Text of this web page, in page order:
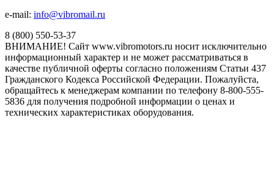
e-mail: info@vibromail.ru
8 (800) 550-53-37
ВНИМАНИЕ! Сайт www.vibromotors.ru носит исключительно
информационный характер и не может рассматриваться в
качестве публичной оферты согласно положениям Статьи 437
Гражданского Кодекса Российской Федерации. Пожалуйста,
обращайтесь к менеджерам компании по телефону 8-800-555-
5836 для получения подробной информации о ценах и
технических характеристиках оборудования.